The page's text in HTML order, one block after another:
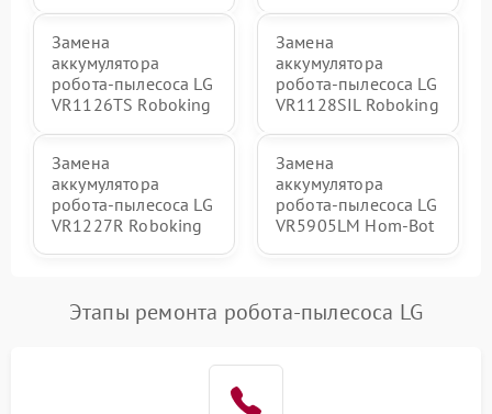
Замена
аккумулятора
робота-пылесоса LG
VR1126TS Roboking
Замена
аккумулятора
робота-пылесоса LG
VR1128SIL Roboking
Замена
аккумулятора
робота-пылесоса LG
VR1227R Roboking
Замена
аккумулятора
робота-пылесоса LG
VR5905LM Hom-Bot
Этапы ремонта робота-пылесоса LG